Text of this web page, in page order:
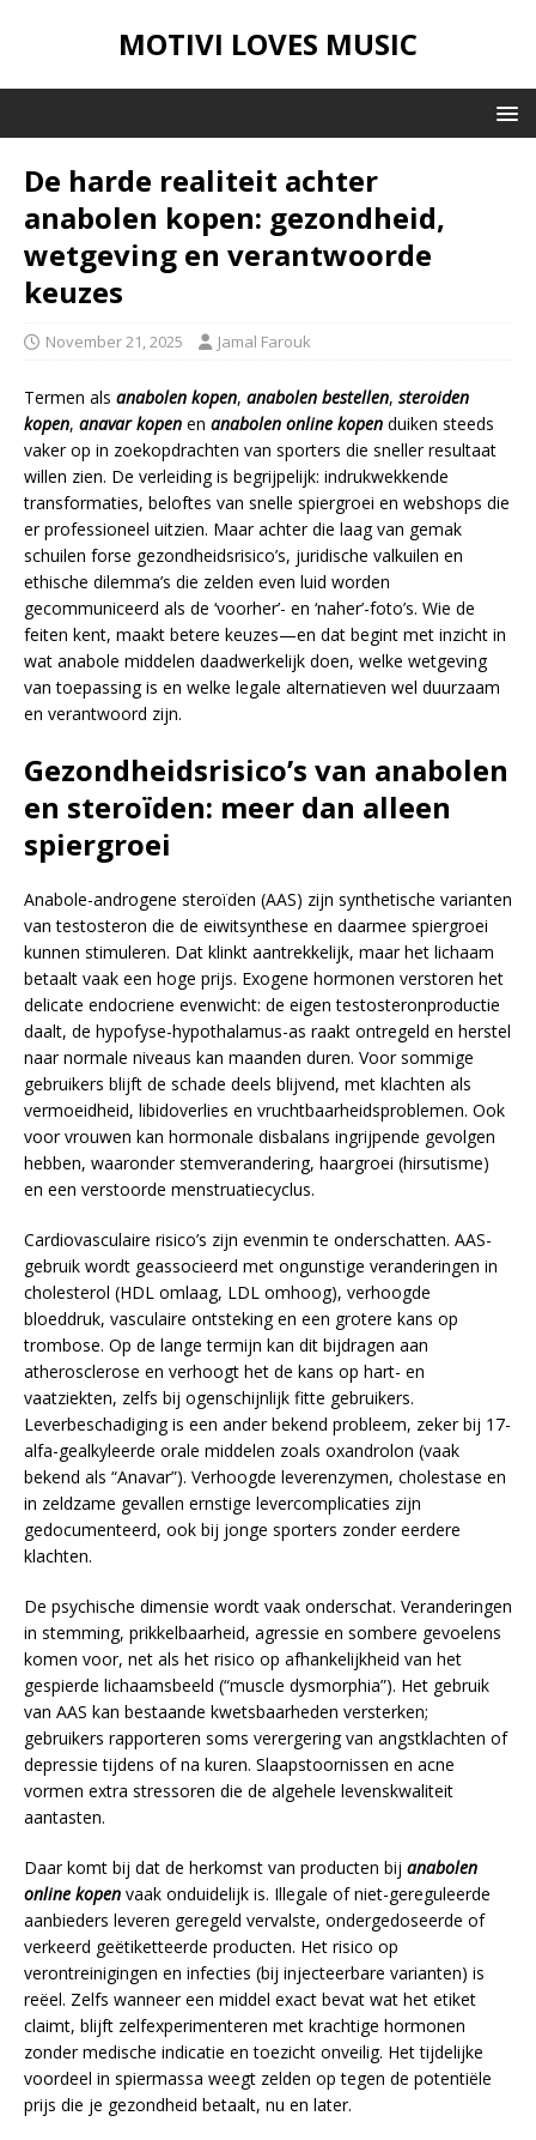
MOTIVI LOVES MUSIC
De harde realiteit achter
anabolen kopen: gezondheid,
wetgeving en verantwoorde
keuzes
November 21, 2025 Jamal Farouk
Termen als anabolen kopen, anabolen bestellen, steroiden
kopen, anavar kopen en anabolen online kopen duiken steeds
vaker op in zoekopdrachten van sporters die sneller resultaat
willen zien. De verleiding is begrijpelijk: indrukwekkende
transformaties, beloftes van snelle spiergroei en webshops die
er professioneel uitzien. Maar achter die laag van gemak
schuilen forse gezondheidsrisico’s, juridische valkuilen en
ethische dilemma’s die zelden even luid worden
gecommuniceerd als de ‘voorher’- en ‘naher’-foto’s. Wie de
feiten kent, maakt betere keuzes—en dat begint met inzicht in
wat anabole middelen daadwerkelijk doen, welke wetgeving
van toepassing is en welke legale alternatieven wel duurzaam
en verantwoord zijn.
Gezondheidsrisico’s van anabolen
en steroïden: meer dan alleen
spiergroei
Anabole-androgene steroïden (AAS) zijn synthetische varianten
van testosteron die de eiwitsynthese en daarmee spiergroei
kunnen stimuleren. Dat klinkt aantrekkelijk, maar het lichaam
betaalt vaak een hoge prijs. Exogene hormonen verstoren het
delicate endocriene evenwicht: de eigen testosteronproductie
daalt, de hypofyse-hypothalamus-as raakt ontregeld en herstel
naar normale niveaus kan maanden duren. Voor sommige
gebruikers blijft de schade deels blijvend, met klachten als
vermoeidheid, libidoverlies en vruchtbaarheidsproblemen. Ook
voor vrouwen kan hormonale disbalans ingrijpende gevolgen
hebben, waaronder stemverandering, haargroei (hirsutisme)
en een verstoorde menstruatiecyclus.
Cardiovasculaire risico’s zijn evenmin te onderschatten. AAS-
gebruik wordt geassocieerd met ongunstige veranderingen in
cholesterol (HDL omlaag, LDL omhoog), verhoogde
bloeddruk, vasculaire ontsteking en een grotere kans op
trombose. Op de lange termijn kan dit bijdragen aan
atherosclerose en verhoogt het de kans op hart- en
vaatziekten, zelfs bij ogenschijnlijk fitte gebruikers.
Leverbeschadiging is een ander bekend probleem, zeker bij 17-
alfa-gealkyleerde orale middelen zoals oxandrolon (vaak
bekend als “Anavar”). Verhoogde leverenzymen, cholestase en
in zeldzame gevallen ernstige levercomplicaties zijn
gedocumenteerd, ook bij jonge sporters zonder eerdere
klachten.
De psychische dimensie wordt vaak onderschat. Veranderingen
in stemming, prikkelbaarheid, agressie en sombere gevoelens
komen voor, net als het risico op afhankelijkheid van het
gespierde lichaamsbeeld (“muscle dysmorphia”). Het gebruik
van AAS kan bestaande kwetsbaarheden versterken;
gebruikers rapporteren soms verergering van angstklachten of
depressie tijdens of na kuren. Slaapstoornissen en acne
vormen extra stressoren die de algehele levenskwaliteit
aantasten.
Daar komt bij dat de herkomst van producten bij anabolen
online kopen vaak onduidelijk is. Illegale of niet-gereguleerde
aanbieders leveren geregeld vervalste, ondergedoseerde of
verkeerd geëtiketteerde producten. Het risico op
verontreinigingen en infecties (bij injecteerbare varianten) is
reëel. Zelfs wanneer een middel exact bevat wat het etiket
claimt, blijft zelfexperimenteren met krachtige hormonen
zonder medische indicatie en toezicht onveilig. Het tijdelijke
voordeel in spiermassa weegt zelden op tegen de potentiële
prijs die je gezondheid betaalt, nu en later.